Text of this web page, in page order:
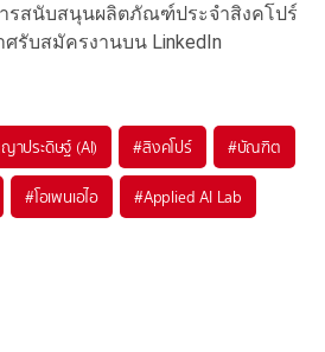
รสนับสนุนผลิตภัณฑ์ประจำสิงคโปร์
รับสมัครงานบน LinkedIn
ประดิษฐ์ (AI) #สิงคโปร์ #บัณฑิต
#โอเพนเอไอ #Applied AI Lab